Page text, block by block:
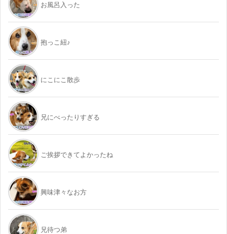
お風呂入った
抱っこ紐♪
にこにこ散歩
兄にべったりすぎる
ご挨拶できてよかったね
興味津々なお方
兄待つ弟